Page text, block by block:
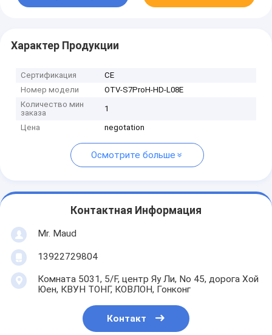
Характер Продукции
Сертификация
CE
Номер модели
OTV-S7ProH-HD-L08E
Количество мин
заказа
1
Цена negotation
Осмотрите больше
Контактная Информация
Mr. Maud
13922729804
Комната 5031, 5/F, центр Яу Ли, No 45, дорога Хой
Юен, КВУН ТОНГ, КОВЛОН, Гонконг
Контакт